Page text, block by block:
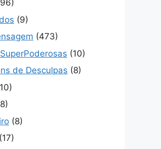
(9)
(473)
(10)
de Desculpas (8)
(8)
(17)